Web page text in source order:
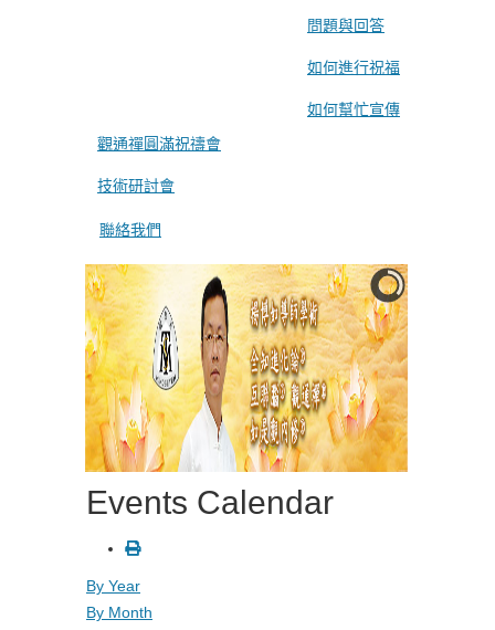
問題與回答
如何進行祝福
如何幫忙宣傳
觀通禪圓滿祝禱會
技術研討會
聯絡我們
Events Calendar
By Year
By Month